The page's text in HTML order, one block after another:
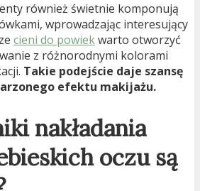
również świetnie komponują
wprowadzając interesujący
cieni do powiekwarto otworzyć
z różnorodnymi kolorami
Takie podejście daje szansę
efektu makijażu.
nakładania
oczu są